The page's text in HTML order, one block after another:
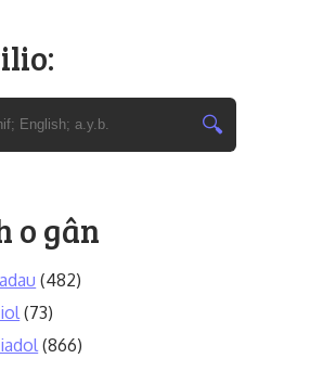
o gân
(482)
(73)
(866)